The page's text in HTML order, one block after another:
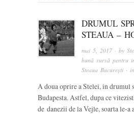
DRUMUL
STEAUA –
mai 5, 2017 · by
bună sursă pentru
Steaua București ·
A doua oprire a Stelei, in drumul
Budapesta. Astfel, dupa ce
de danezii de la Vejle, soarta le-a